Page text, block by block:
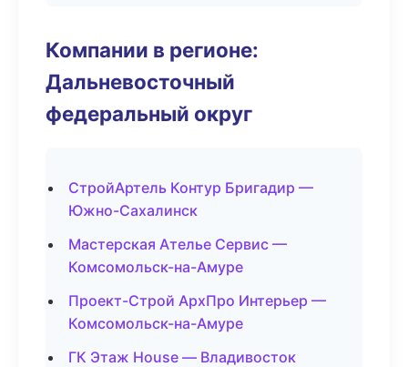
Компании в регионе:
Дальневосточный
федеральный округ
СтройАртель Контур Бригадир —
Южно-Сахалинск
Мастерская Ателье Сервис —
Комсомольск-на-Амуре
Проект-Строй АрхПро Интерьер —
Комсомольск-на-Амуре
ГК Этаж House — Владивосток